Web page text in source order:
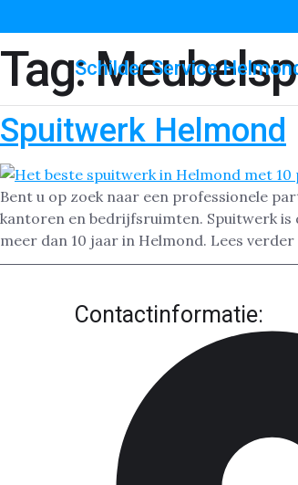
Schilder Service
Tag:
Spuitwerk Helmond
Bent u op zoek naar een professionele
kantoren en bedrijfsruimten. Spuitwerk is
meer dan 10 jaar in Helmond. Lees
Contactinformatie: